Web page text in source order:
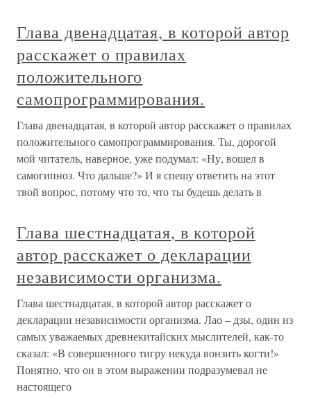
Глава двенадцатая, в которой автор
расскажет о правилах
положительного
самопрограммирования.
Глава двенадцатая, в которой автор расскажет о правилах
положительного самопрограммирования. Ты, дорогой
мой читатель, наверное, уже подумал: «Ну, вошел в
самогипноз. Что дальше?» И я спешу ответить на этот
твой вопрос, потому что то, что ты будешь делать в
Глава шестнадцатая, в которой
автор расскажет о декларации
независимости организма.
Глава шестнадцатая, в которой автор расскажет о
декларации независимости организма. Лао – дзы, один из
самых уважаемых древнекитайских мыслителей, как-то
сказал: «В совершенного тигру некуда вонзить когти!»
Понятно, что он в этом выражении подразумевал не
настоящего